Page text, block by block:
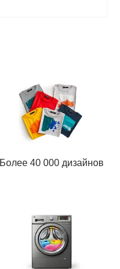
Более 40 000 дизайнов